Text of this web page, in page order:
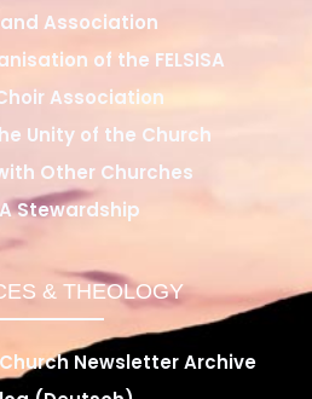
Association
of the FELSISA
Association
Unity of the Church
Other Churches
Stewardship
& THEOLOGY
Church Newsletter Archive